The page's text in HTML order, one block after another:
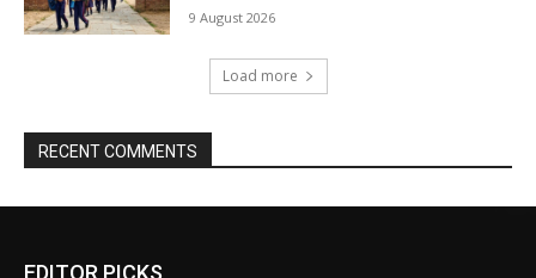
9 August 2026
Load more
RECENT COMMENTS